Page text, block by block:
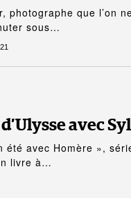
photographe que l’on
sous…
avec
été avec Homère »,
livre à…